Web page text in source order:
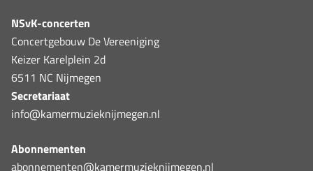
NSvK-concerten
Concertgebouw De Vereeniging
Keizer Karelplein 2d
6511 NC Nijmegen
Secretariaat
info@kamermuzieknijmegen.nl
Abonnementen
abonnementen@kamermuzieknijmegen.nl